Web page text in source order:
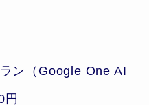
ン（Google One AI
円